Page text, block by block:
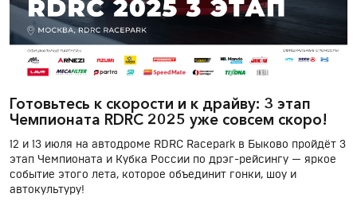
Готовьтесь к скорости и к драйву: 3 этап
Чемпионата RDRC 2025 уже совсем скоро!
12 и 13 июля на автодроме RDRC Racepark в Быково пройдёт 3
этап Чемпионата и Кубка России по дрэг-рейсингу — яркое
событие этого лета, которое объединит гонки, шоу и
автокультуру!